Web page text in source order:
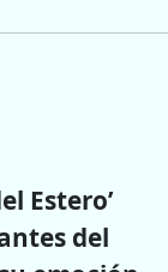
Estero’
del